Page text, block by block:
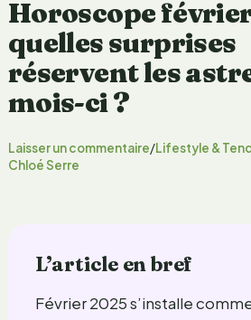
Horoscope
quelles surprises
réservent les
mois-ci ?
Laisser un commentaire/Lifestyle &
Chloé Serre
L’article en bref
Février 2025 s’installe